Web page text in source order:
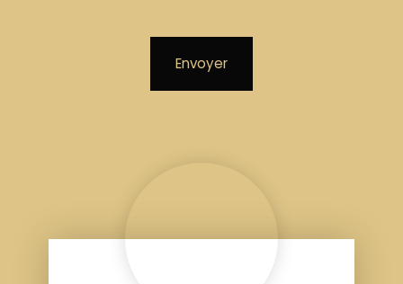
Envoyer